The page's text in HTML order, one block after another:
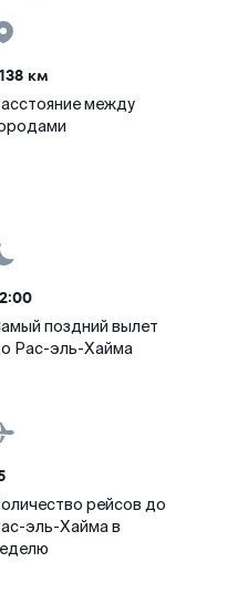
км
между
поздний вылет
Рас-эль-Хайма
рейсов до
эль-Хайма в